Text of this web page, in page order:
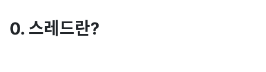
0. 스레드란?